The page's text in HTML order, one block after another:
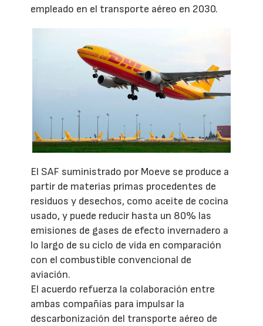
empleado en el transporte aéreo en 2030.
El SAF suministrado por Moeve se produce a
partir de materias primas procedentes de
residuos y desechos, como aceite de cocina
usado, y puede reducir hasta un 80% las
emisiones de gases de efecto invernadero a
lo largo de su ciclo de vida en comparación
con el combustible convencional de
aviación.
El acuerdo refuerza la colaboración entre
ambas compañías para impulsar la
descarbonización del transporte aéreo de